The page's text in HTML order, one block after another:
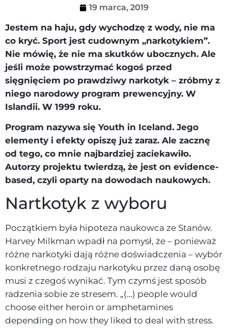
19 marca, 2019
Jestem na haju, gdy wychodzę z wody, nie ma
co kryć. Sport jest cudownym „narkotykiem”.
Nie mówię, że nie ma skutków ubocznych. Ale
jeśli może powstrzymać kogoś przed
sięgnięciem po prawdziwy narkotyk – zróbmy z
niego narodowy program prewencyjny. W
Islandii. W 1999 roku.
Program nazywa się Youth in Iceland. Jego
elementy i efekty opiszę już zaraz. Ale zacznę
od tego, co mnie najbardziej zaciekawiło.
Autorzy projektu twierdzą, że jest on evidence-
based, czyli oparty na dowodach naukowych.
Nartkotyk z wyboru
Początkiem była hipoteza naukowca ze Stanów.
Harvey Milkman wpadł na pomysł, że – ponieważ
różne narkotyki dają różne doświadczenia – wybór
konkretnego rodzaju narkotyku przez daną osobę
musi z czegoś wynikać. Tym czymś jest sposób
radzenia sobie ze stresem. „(…) people would
choose either heroin or amphetamines
depending on how they liked to deal with stress.